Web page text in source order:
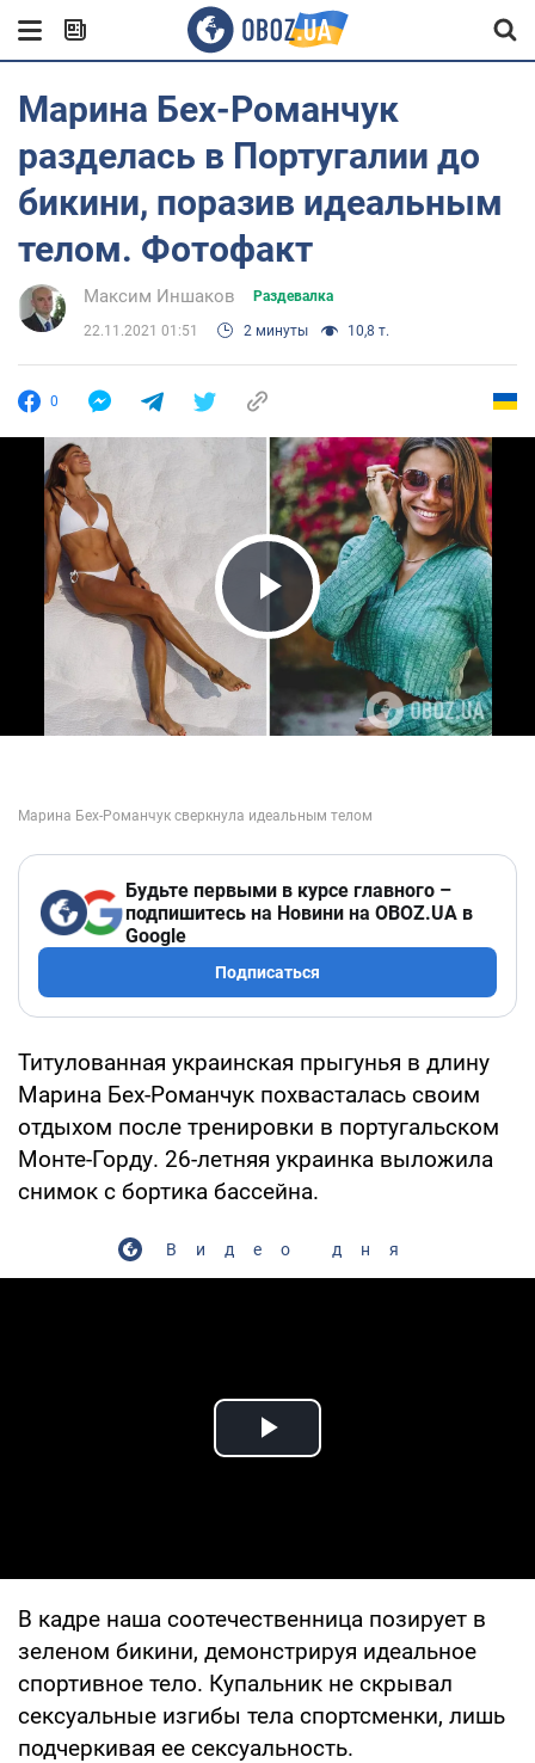
Марина Бех-Романчук
разделась в Португалии до
бикини, поразив идеальным
телом. Фотофакт
Максим Иншаков Раздевалка
22.11.2021 01:51 2 минуты 10,8 т.
0
Play Video
Будьте первыми в курсе главного –
подпишитесь на Новини на OBOZ.UA в
Google
Подписаться
Титулованная украинская прыгунья в длину
Марина Бех-Романчук похвасталась своим
отдыхом после тренировки в португальском
Монте-Горду. 26-летняя украинка выложила
снимок с бортика бассейна.
Видео дня
Play Video
В кадре наша соотечественница позирует в
зеленом бикини, демонстрируя идеальное
спортивное тело. Купальник не скрывал
сексуальные изгибы тела спортсменки, лишь
подчеркивая ее сексуальность.